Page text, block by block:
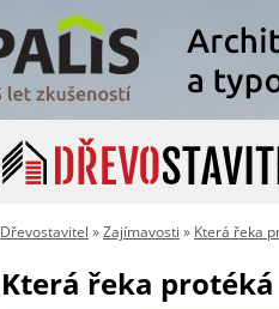
Dřevostavitel »Zajímavosti » Která řeka
Která řeka